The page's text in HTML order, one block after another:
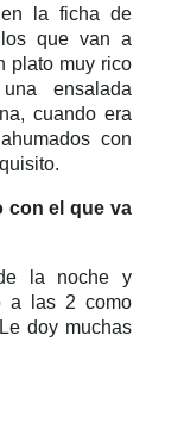
la ficha de
que van a
plato muy rico
ensalada
cuando era
con
con el que va
la noche y
a las 2 como
doy muchas